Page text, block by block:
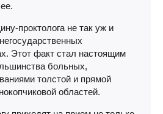
проктолога не так уж и
Этот факт стал настоящим
больных,
толстой и прямой
областей.